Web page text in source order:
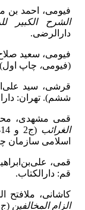
فیومی، احمد بن
الشرح الکبیر
دارالرضی.
فیومی، سعید صلاح.
(فیومی، چاپ
قرشی، سید علی‌اکبر.
ششم). تهران:
قمی مشهدی، محمد
الغرائب (ج2 و 14
اسلامی سازمان
قمی، علی‌بن‌ابراهیم.
قم: دارالکتاب.
کاشانی، ملافتح
الزام المخالفین (ج 23، چاپ اول). تهران: کتابفروشی اسلامیه.